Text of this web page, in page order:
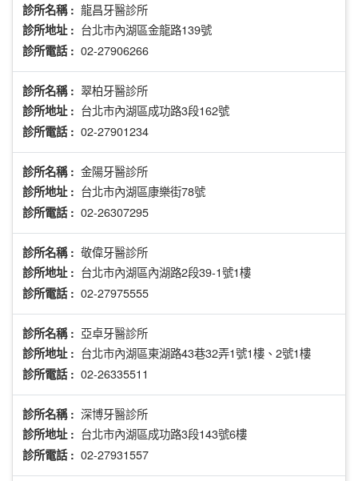
診所名稱 : 龍昌牙醫診所
診所地址 : 台北市內湖區金龍路139號
診所電話 : 02-27906266
診所名稱 : 翠柏牙醫診所
診所地址 : 台北市內湖區成功路3段162號
診所電話 : 02-27901234
診所名稱 : 金陽牙醫診所
診所地址 : 台北市內湖區康樂街78號
診所電話 : 02-26307295
診所名稱 : 敬偉牙醫診所
診所地址 : 台北市內湖區內湖路2段39-1號1樓
診所電話 : 02-27975555
診所名稱 : 亞卓牙醫診所
診所地址 : 台北市內湖區東湖路43巷32弄1號1樓、2號1樓
診所電話 : 02-26335511
診所名稱 : 深博牙醫診所
診所地址 : 台北市內湖區成功路3段143號6樓
診所電話 : 02-27931557